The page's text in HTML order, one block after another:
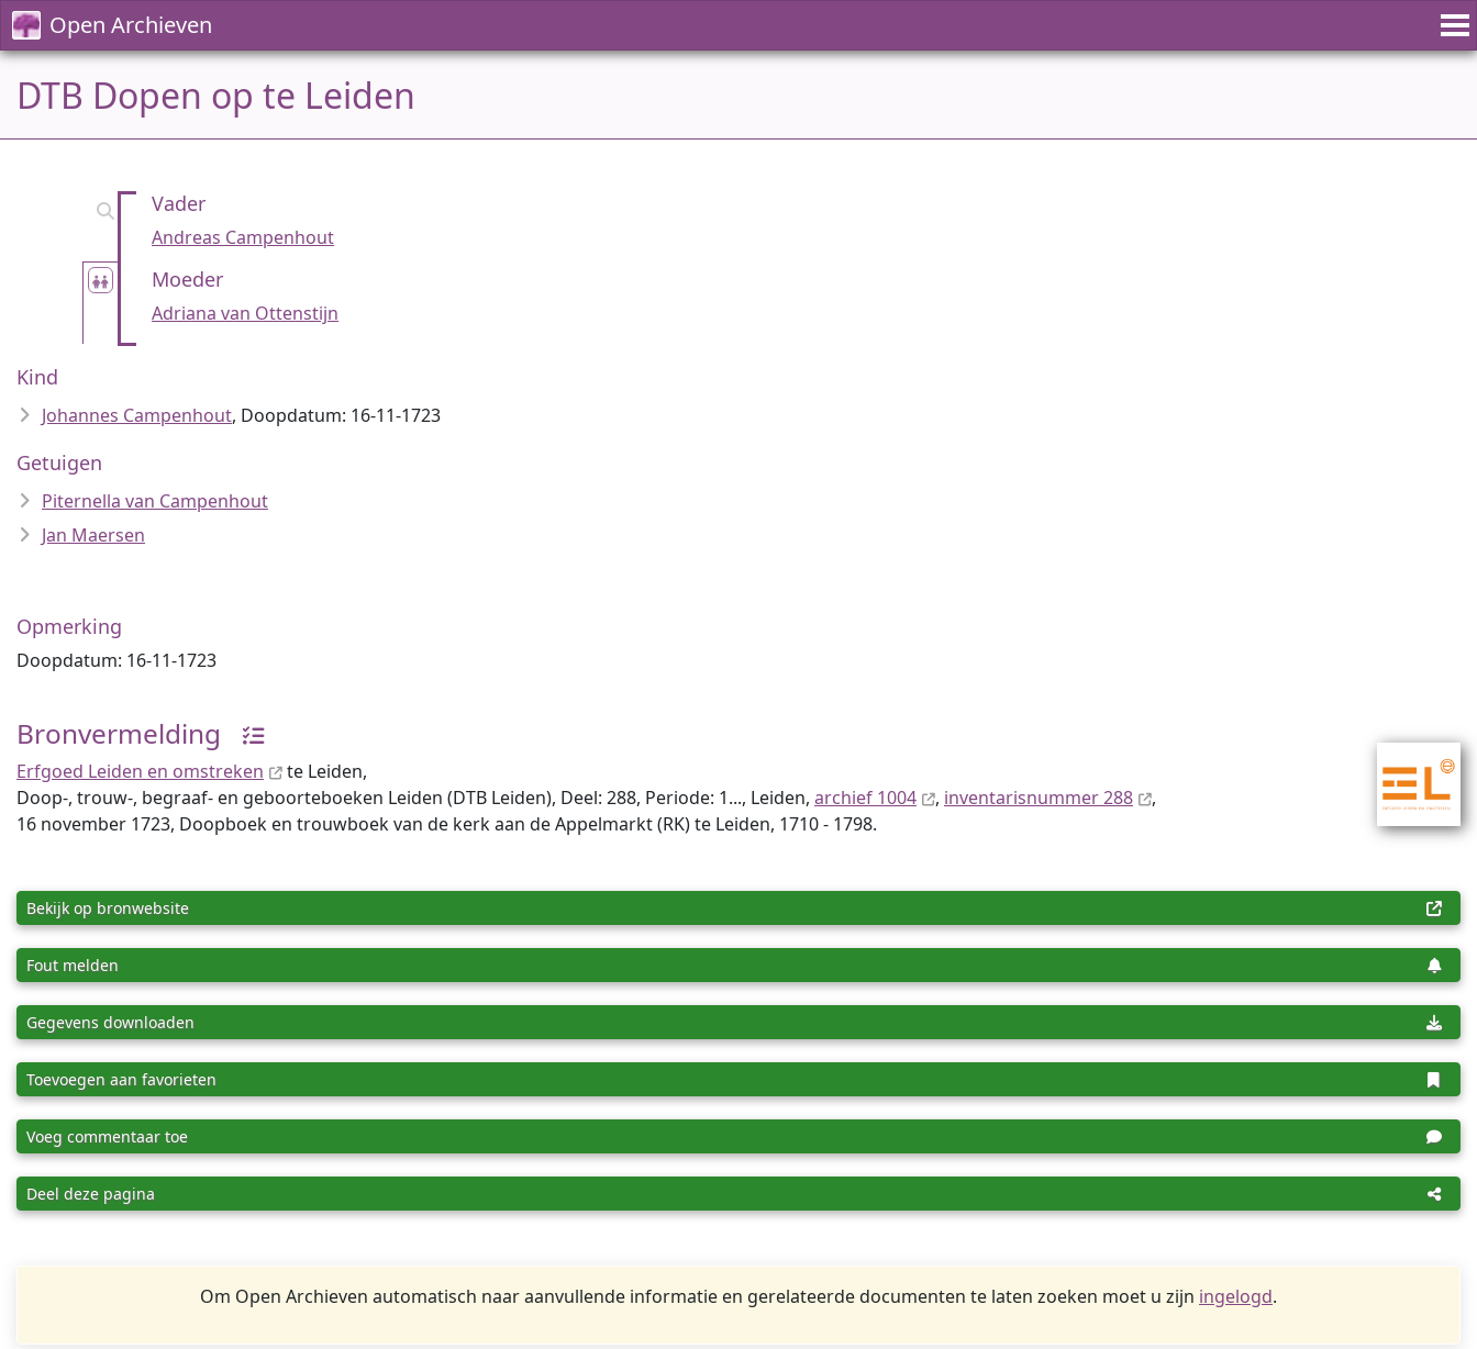
Open Archieven
DTB Dopen op te Leiden
Vader
Andreas Campenhout
Moeder
Adriana van Ottenstijn
Kind
Johannes Campenhout, Doopdatum: 16-11-1723
Getuigen
Piternella van Campenhout
Jan Maersen
Opmerking
Doopdatum: 16-11-1723
Bronvermelding
Erfgoed Leiden en omstreken
te Leiden,
Doop-, trouw-, begraaf- en geboorteboeken Leiden (DTB Leiden), Deel: 288, Periode: 1..., Leiden, archief 1004 , inventaris­num­mer 288
,
16 november 1723, Doopboek en trouwboek van de kerk aan de Appelmarkt (RK) te Leiden, 1710 - 1798.
Bekijk op bronwebsite
Fout melden
Gegevens downloaden
Toevoegen aan favorieten
Voeg commentaar toe
Deel deze pagina
Om Open Archieven automatisch naar aanvullende informatie en gerelateerde documenten te laten zoeken moet u zijn ingelogd.